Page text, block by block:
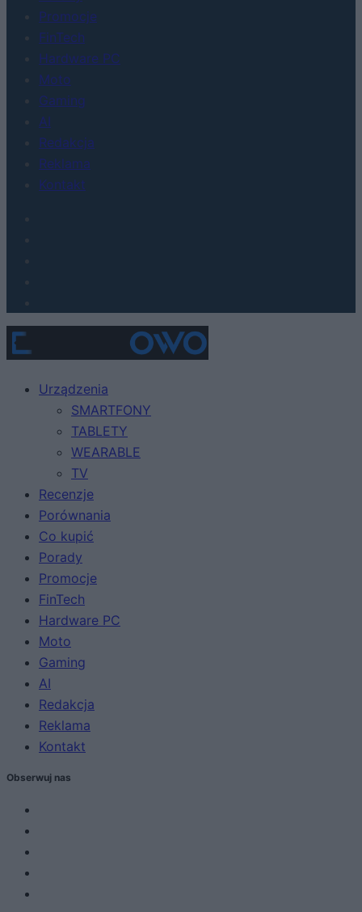
Promocje
FinTech
Hardware PC
Moto
Gaming
AI
Redakcja
Reklama
Kontakt
Urządzenia
SMARTFONY
TABLETY
WEARABLE
TV
Recenzje
Porównania
Co kupić
Porady
Promocje
FinTech
Hardware PC
Moto
Gaming
AI
Redakcja
Reklama
Kontakt
Obserwuj nas